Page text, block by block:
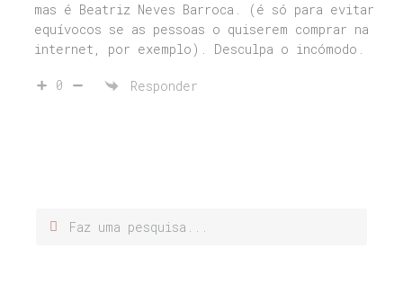
mas é Beatriz Neves Barroca. (é só para evitar
equívocos se as pessoas o quiserem comprar na
internet, por exemplo). Desculpa o incómodo.
0 Responder